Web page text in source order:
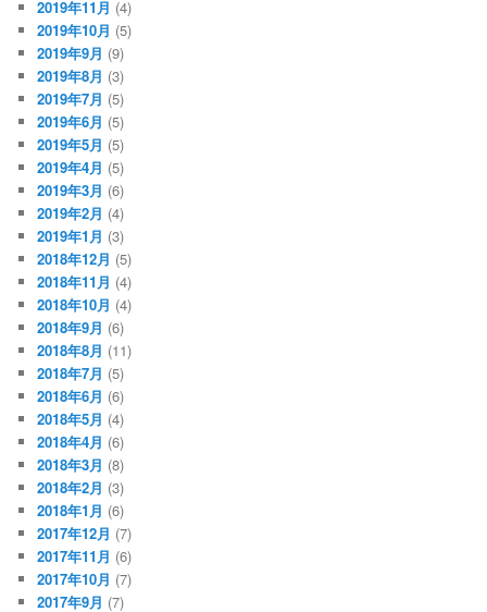
2019年11月 (4)
2019年10月 (5)
2019年9月 (9)
2019年8月 (3)
2019年7月 (5)
2019年6月 (5)
2019年5月 (5)
2019年4月 (5)
2019年3月 (6)
2019年2月 (4)
2019年1月 (3)
2018年12月 (5)
2018年11月 (4)
2018年10月 (4)
2018年9月 (6)
2018年8月 (11)
2018年7月 (5)
2018年6月 (6)
2018年5月 (4)
2018年4月 (6)
2018年3月 (8)
2018年2月 (3)
2018年1月 (6)
2017年12月 (7)
2017年11月 (6)
2017年10月 (7)
2017年9月 (7)